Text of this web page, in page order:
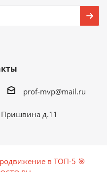
prof-mvp@mail.ru
Пришвина д.11
в ТОП-5 🎯